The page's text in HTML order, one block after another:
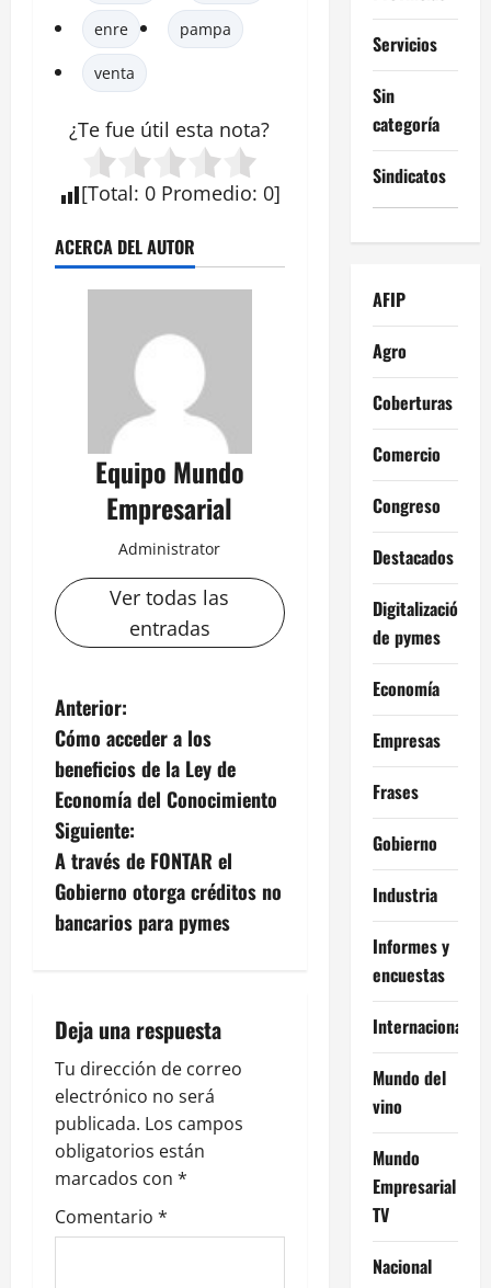
enre pampa
venta
¿Te fue útil esta nota?
[Total: 0 Promedio: 0]
ACERCA DEL AUTOR
Equipo Mundo
Empresarial
Administrator
Ver todas las
entradas
N
a
v
e
g
a
i
ó
n
d
e
Anterior:
Cómo acceder a los
beneficios de la Ley de
Economía del Conocimiento
Siguiente:
A través de FONTAR el
Gobierno otorga créditos no
bancarios para pymes
Deja una respuesta
Tu dirección de correo
electrónico no será
publicada. Los campos
obligatorios están
marcados con *
Comentario *
Servicios
Sin
categoría
Sindicatos
AFIP
Agro
Coberturas
Comercio
Congreso
Destacados
Digitalización
de pymes
Economía
Empresas
Frases
Gobierno
Industria
Informes y
encuestas
Internacional
Mundo del
vino
Mundo
Empresarial
TV
Nacional